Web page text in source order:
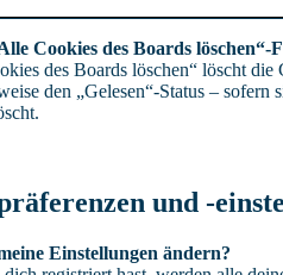
Cookies des Boards löschen“-
des Boards löschen“ löscht
den „Gelesen“-Status –
und -
Einstellungen ändern?